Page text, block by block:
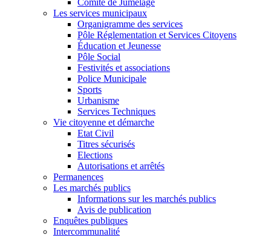
Comité de Jumelage
Les services municipaux
Organigramme des services
Pôle Réglementation et Services Citoyens
Éducation et Jeunesse
Pôle Social
Festivités et associations
Police Municipale
Sports
Urbanisme
Services Techniques
Vie citoyenne et démarche
Etat Civil
Titres sécurisés
Elections
Autorisations et arrêtés
Permanences
Les marchés publics
Informations sur les marchés publics
Avis de publication
Enquêtes publiques
Intercommunalité